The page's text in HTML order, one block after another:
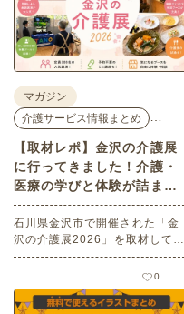
マガジン
介護サービス情報まとめ
…
【取材レポ】金沢の介護展
に行ってきました！介護・
医療の学びと体験が詰まっ
た1日。
石川県金沢市で開催された「金
沢の介護展2026」を取材してき
ました。医師による人気講演か
ら、気軽に参加できるミニ講
座、体験型の企業ブースまで、
介護・医療・健康の“学び・体
0